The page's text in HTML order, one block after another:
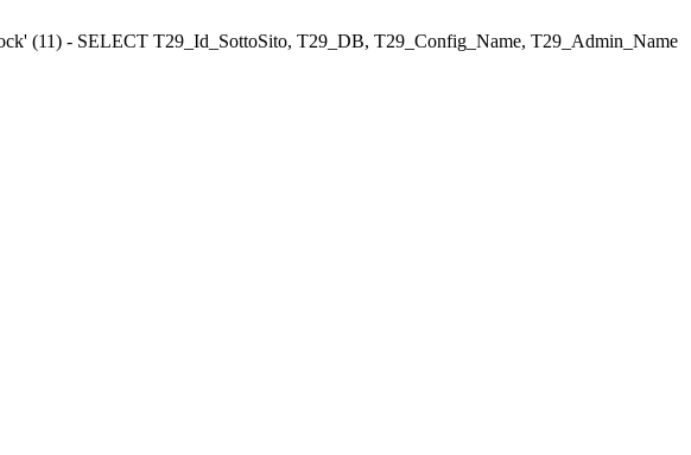
(11) - SELECT T29_Id_SottoSito, T29_DB, T29_Config_Name, T29_Admin_Name